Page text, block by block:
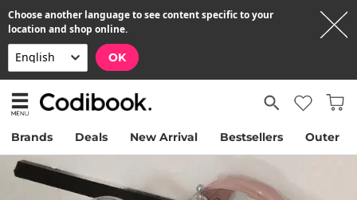
Choose another language to see content specific to your
location and shop online.
OK
Brands Deals New Arrival Bestsellers Outer